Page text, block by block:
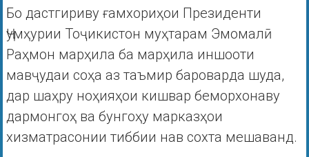
Бо дастгириву ғамхориҳои Президенти
Ҷумҳурии Тоҷикистон муҳтарам Эмомалӣ
Раҳмон марҳила ба марҳила иншооти
мавҷудаи соҳа аз таъмир бароварда шуда,
дар шаҳру ноҳияҳои кишвар беморхонаву
дармонгоҳ ва бунгоҳу марказҳои
хизматрасонии тиббии нав сохта мешаванд.